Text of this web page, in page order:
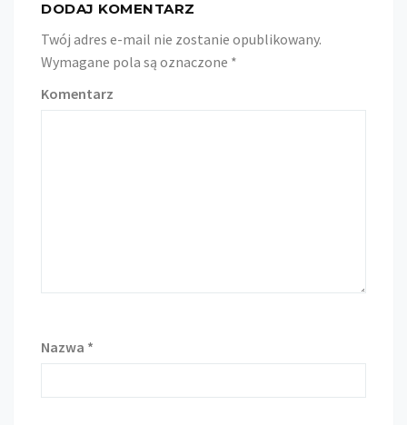
DODAJ KOMENTARZ
Twój adres e-mail nie zostanie opublikowany.
Wymagane pola są oznaczone *
Komentarz
Nazwa *